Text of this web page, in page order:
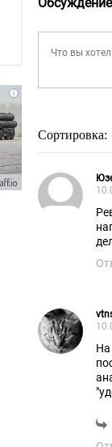
Сортировка:
На